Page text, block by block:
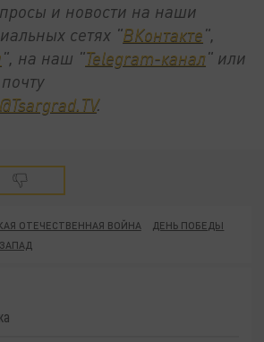
и новости на наши
сетях "ВКонтакте",
", на наш "Telegram-канал" или
.
ОТЕЧЕСТВЕННАЯ ВОЙНА
ДЕНЬ ПОБЕДЫ
ЗАПАД